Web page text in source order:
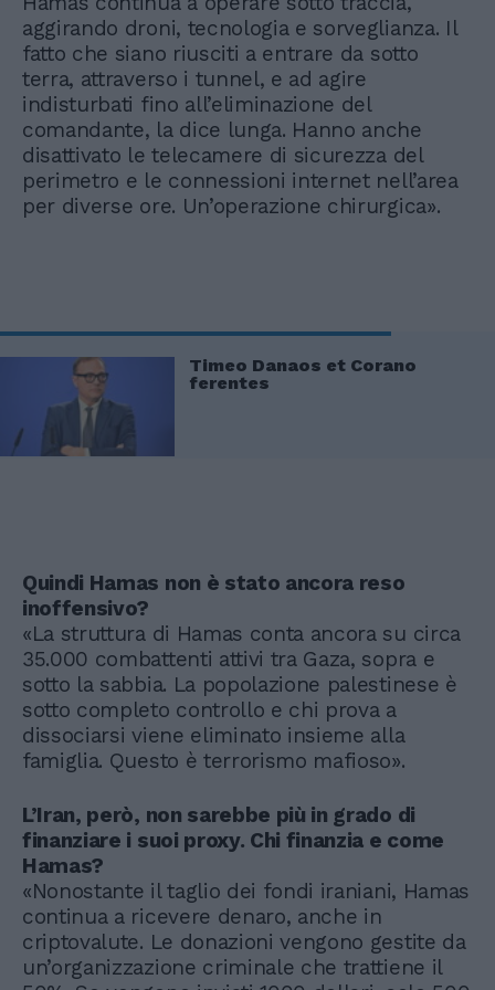
aggirando droni, tecnologia e sorveglianza. Il
fatto che siano riusciti a entrare da sotto
terra, attraverso i tunnel, e ad agire
indisturbati fino all’eliminazione del
comandante, la dice lunga. Hanno anche
disattivato le telecamere di sicurezza del
perimetro e le connessioni internet nell’area
per diverse ore. Un’operazione chirurgica».
Timeo Danaos et Corano
ferentes
Quindi Hamas non è stato ancora reso
inoffensivo?
«La struttura di Hamas conta ancora su circa
35.000 combattenti attivi tra Gaza, sopra e
sotto la sabbia. La popolazione palestinese è
sotto completo controllo e chi prova a
dissociarsi viene eliminato insieme alla
famiglia. Questo è terrorismo mafioso».
L’Iran, però, non sarebbe più in grado di
finanziare i suoi proxy. Chi finanzia e come
Hamas?
«Nonostante il taglio dei fondi iraniani, Hamas
continua a ricevere denaro, anche in
criptovalute. Le donazioni vengono gestite da
un’organizzazione criminale che trattiene il